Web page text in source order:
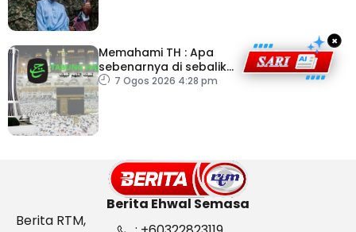
Memahami TH : Apa
sebenarnya di sebalik
angka
7 Ogos 2026 4:28 pm
×
Berita Ehwal Semasa
Berita RTM,